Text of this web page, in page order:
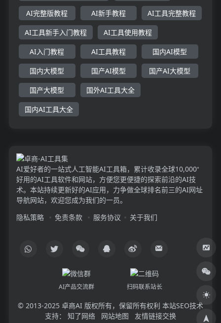
AI完整版教程 AI新手教程 AI工具完整教程
AI工具新手入门教程 AI工具使用教程
AI入门教程 AI工具教程 国内AI模型
国内大模型 国产AI模型 国产AI大模型
国产大模型 国外AI工具大全
国内AI工具大全
AI爱好者的一站式人工智能AI工具箱，累计收录全球10,000⁺
好用的AI工具软件和网站，方便您更便捷的探索前沿的AI技
术。本站持续更新好的AI应用，力争做全球排名前三的AI网址
导航网站，欢迎您成为我们的一员。
隐私策略
免责条款 服务协议 关于我们
AI产品交流群 扫码联系站长
© 2013-2025 卓商AI 版权所有，保留所有权利 本站SEO技术
支持：
知了网络 网站地图 友情链接交换